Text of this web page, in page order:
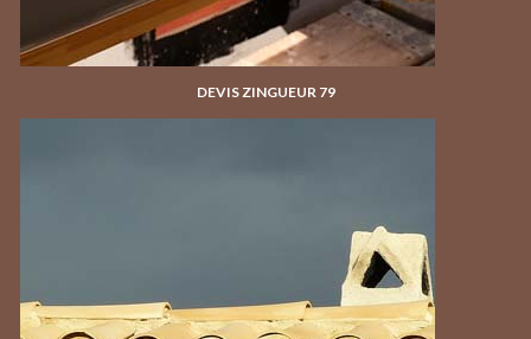
DEVIS ZINGUEUR 79